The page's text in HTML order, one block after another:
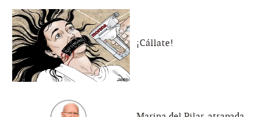
¡Cállate!